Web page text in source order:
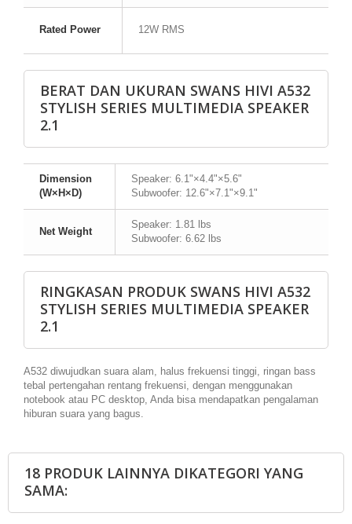
Rated Power 12W RMS
BERAT DAN UKURAN SWANS HIVI A532
STYLISH SERIES MULTIMEDIA SPEAKER
2.1
Dimension
(W×H×D)
Speaker: 6.1"×4.4"×5.6"
Subwoofer: 12.6"×7.1"×9.1"
Net Weight
Speaker: 1.81 lbs
Subwoofer: 6.62 lbs
RINGKASAN PRODUK SWANS HIVI A532
STYLISH SERIES MULTIMEDIA SPEAKER
2.1
A532 diwujudkan suara alam, halus frekuensi tinggi, ringan bass
tebal pertengahan rentang frekuensi, dengan menggunakan
notebook atau PC desktop, Anda bisa mendapatkan pengalaman
hiburan suara yang bagus.
18 PRODUK LAINNYA DIKATEGORI YANG
SAMA: